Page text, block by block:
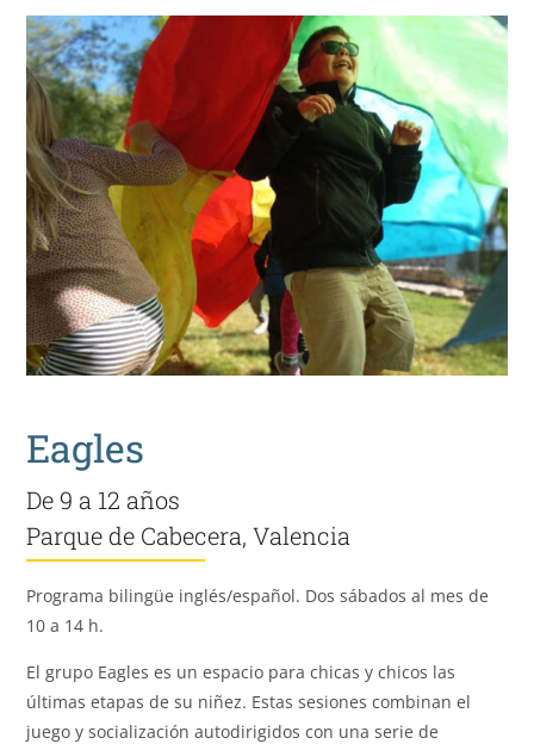
Eagles
De9 a 12 años
Parque de Cabecera, Valencia
Programa bilingüe inglés/español. Dos sábados al mes de
10 a 14 h.
El grupo Eagles es un espacio para chicas y chicos las
últimas etapas de su niñez. Estas sesiones combinan el
juego y socialización autodirigidos con una serie de